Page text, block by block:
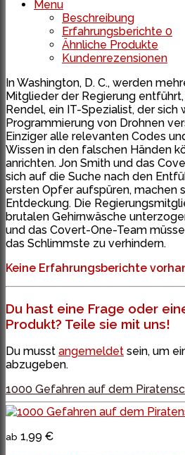
Menu
Beschreibung
Erfahrungsberichte 0
Ähnliche Produkte
Kundenrezensionen
In Washington, D. C., werden
Mitglieder der Regierung
Rendel, ein IT-Spezialist, der
Programmierung von Drohnen
Einziger alle relevanten Codes
Wissen in den falschen Händen
anrichten. Jon Smith und das
sich auf die Suche nach den
ersten Opfer aufspüren, machen
Entdeckung. Die
brutalen Gehirnwäsche
und das Covert-One-Team
das Schlimmste zu verhindern.
Keine Erfahrungsberichte
Du hast eine Frage oder
Produkt? Teile sie mit uns!
Du musst angemeldet sein, um
abzugeben.
1000 Gefahren auf dem
ab 1,99 €